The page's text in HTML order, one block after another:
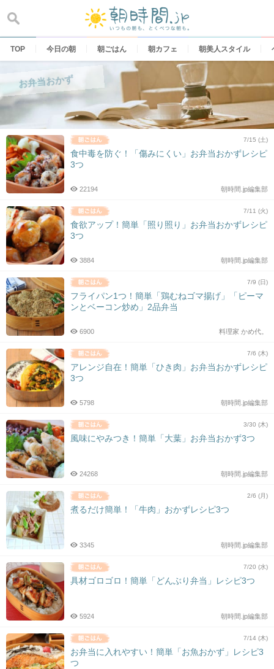
content
TOP 今日の朝 朝ごはん 朝カフェ 朝美人スタイル
お弁当おかず
7/15 (土)
食中毒を防ぐ！「傷みにくい」お弁当おかずレシピ
3つ
朝時間.jp編集部
22194
7/11 (火)
食欲アップ！簡単「照り照り」お弁当おかずレシピ
3つ
朝時間.jp編集部
3884
7/9 (日)
フライパン1つ！簡単「鶏むねゴマ揚げ」「ピーマ
ンとベーコン炒め」2品弁当
料理家 かめ代。
6900
7/6 (木)
アレンジ自在！簡単「ひき肉」お弁当おかずレシピ
3つ
朝時間.jp編集部
5798
3/30 (木)
風味にやみつき！簡単「大葉」お弁当おかず3つ
朝時間.jp編集部
24268
2/6 (月)
煮るだけ簡単！「牛肉」おかずレシピ3つ
朝時間.jp編集部
3345
7/20 (水)
具材ゴロゴロ！簡単「どんぶり弁当」レシピ3つ
朝時間.jp編集部
5924
7/14 (木)
お弁当に入れやすい！簡単「お魚おかず」レシピ3
つ